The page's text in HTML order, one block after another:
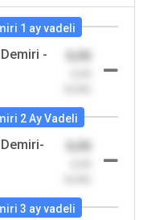
1 ay vadeli
-
2 Ay Vadeli
3 ay vadeli